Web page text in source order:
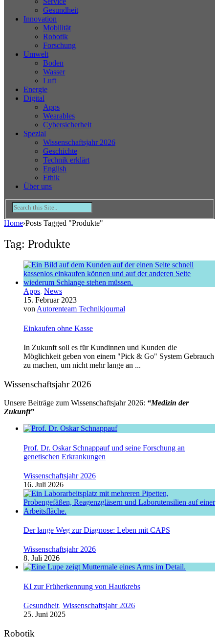
Gesundheit
Innovation
Mobilität
Robotik
Forschung
Umwelt
Boden
Wasser
Luft
Energie
Digital
Apps
Wearables
Cybersicherheit
Spezial
Wissenschaftsjahr 2026
Geschichte
Technik erklärt
English
Ethik
Über uns
Home›Posts Tagged "Produkte"
Tag: Produkte
Apps, News
15. Februar 2023
von Autorenteam Technikjournal
Einkaufen ohne Kasse
In Zukunft soll es für Kundinnen und Kunden die
Möglichkeit geben von einem "Pick & Go" System Gebrauch
zu machen, um nicht mehr lange an ...
Wissenschaftsjahr 2026
Unsere Beiträge zum Wissenschaftsjahr 2026: “Medizin der
Zukunft”
Prof. Dr. Oskar Schnappauf und seine Forschung an
genetischen Erkrankungen
Wissenschaftsjahr 2026
16. Juli 2026
Der lange Weg zur Diagnose: Leben mit CAPS
Wissenschaftsjahr 2026
8. Juli 2026
KI zur Früherkennung von Hautkrebs
Gesundheit, Wissenschaftsjahr 2026
25. Juni 2025
Robotik